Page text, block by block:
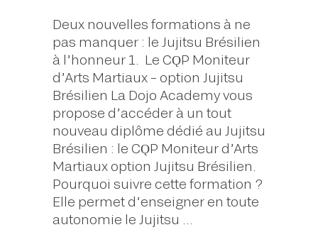
Deux nouvelles formations à ne
pas manquer : le Jujitsu Brésilien
à l’honneur 1. Le CǪP Moniteur
d’Arts Martiaux – option Jujitsu
Brésilien La Dojo Academy vous
propose d’accéder à un tout
nouveau diplôme dédié au Jujitsu
Brésilien : le CǪP Moniteur d’Arts
Martiaux option Jujitsu Brésilien.
Pourquoi suivre cette formation ?
Elle permet d’enseigner en toute
autonomie le Jujitsu